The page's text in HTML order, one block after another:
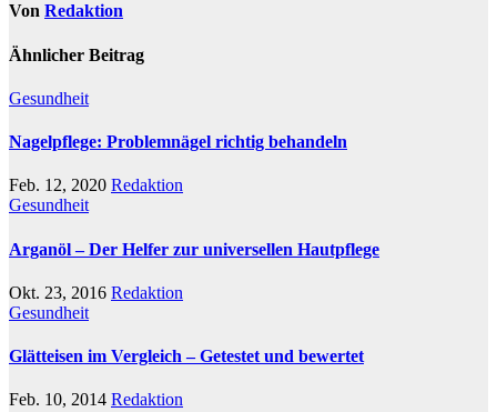
Von Redaktion
Ähnlicher Beitrag
Gesundheit
Nagelpflege: Problemnägel richtig behandeln
Feb. 12, 2020 Redaktion
Gesundheit
Arganöl – Der Helfer zur universellen Hautpflege
Okt. 23, 2016 Redaktion
Gesundheit
Glätteisen im Vergleich – Getestet und bewertet
Feb. 10, 2014 Redaktion